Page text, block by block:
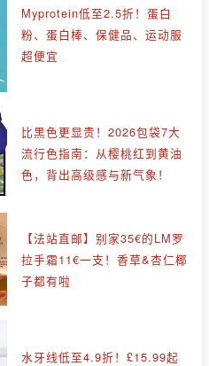
Myprotein低至2.5折！蛋白
粉、蛋白棒、保健品、运动服
超便宜
比黑色更显贵！2026包袋7大
流行色指南：从樱桃红到黄油
色，背出高级感与新气象！
【法站直邮】别家35€的LM罗
拉手霜11€一支！香草&杏仁椰
子都有啦
水牙线低至4.9折！£15.99起